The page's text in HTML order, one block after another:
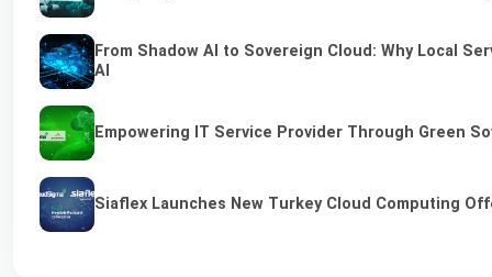
From Shadow AI to Sovereign Cloud: Why Local
AI
Empowering IT Service Provider Through Green
Siaflex Launches New Turkey Cloud Computing